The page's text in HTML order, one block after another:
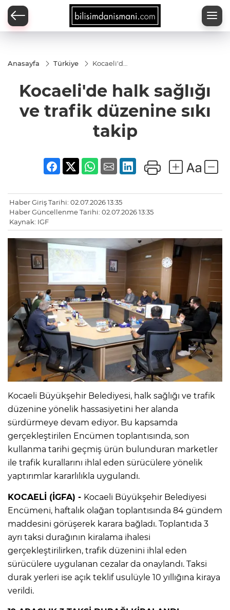
Anasayfa Türkiye
Kocaeli'de
trafik
düzenine
sıkı takip
Kocaeli'de halk sağlığı
ve trafik düzenine sıkı
takip
Haber Giriş Tarihi: 02.07.2026 13:35
Haber Güncellenme Tarihi: 02.07.2026 13:35
Kaynak: IGF
Kocaeli Büyükşehir Belediyesi, halk sağlığı ve trafik
düzenine yönelik hassasiyetini her alanda
sürdürmeye devam ediyor. Bu kapsamda
gerçekleştirilen Encümen toplantısında, son
kullanma tarihi geçmiş ürün bulunduran marketler
ile trafik kurallarını ihlal eden sürücülere yönelik
yaptırımlar kararlılıkla uygulandı.
KOCAELİ (İGFA) - Kocaeli Büyükşehir Belediyesi
Encümeni, haftalık olağan toplantısında 84 gündem
maddesini görüşerek karara bağladı. Toplantıda 3
ayrı taksi durağının kiralama ihalesi
gerçekleştirilirken, trafik düzenini ihlal eden
sürücülere uygulanan cezalar da onaylandı. Taksi
durak yerleri ise açık teklif usulüyle 10 yıllığına kiraya
verildi.